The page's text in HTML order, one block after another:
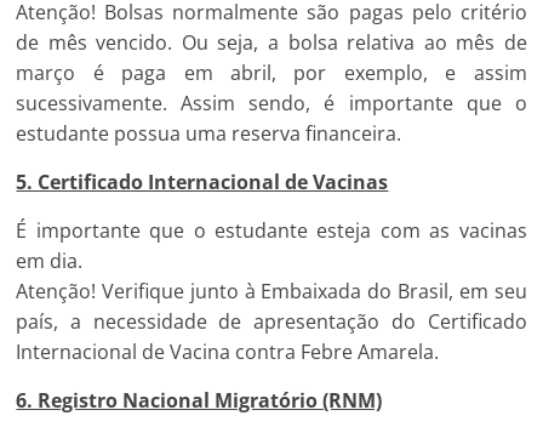
Atenção! Bolsas normalmente são pagas pelo critério
de mês vencido. Ou seja, a bolsa relativa ao mês de
março é paga em abril, por exemplo, e assim
sucessivamente. Assim sendo, é importante que o
estudante possua uma reserva financeira.
5. Certificado Internacional de Vacinas
É importante que o estudante esteja com as vacinas
em dia.
Atenção! Verifique junto à Embaixada do Brasil, em seu
país, a necessidade de apresentação do Certificado
Internacional de Vacina contra Febre Amarela.
6. Registro Nacional Migratório (RNM)